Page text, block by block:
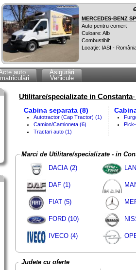
MERCEDES-BENZ
Auto pentru comert
Culoare: Alb
Combustibil:
Locaţie: IASI -
auto
Asigurări
Vehicule
Utilitare/specializate in Constanta
Cabina separata (8)
Autotractor (Cap Tractor) (1)
Camion/Camioneta (6)
Tractari auto (1)
Marci de Utilitare/specializate - in
DACIA (2)
DAF (1)
FIAT (5)
FORD (10)
IVECO (4)
Judete cu oferte